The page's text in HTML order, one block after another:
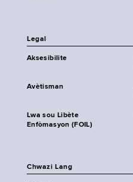
Legal
Aksesibilite
Avètisman
Lwa sou Libète
Enfòmasyon (FOIL)
Chwazi Lang